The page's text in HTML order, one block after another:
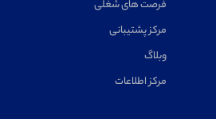
فرصت های شغلی
مرکز پشتیبانی
وبلاگ
مرکز اطلاعات